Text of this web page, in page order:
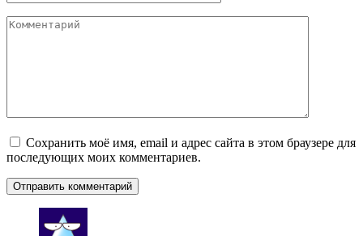
Комментарий
Сохранить моё имя, email и адрес сайта в этом браузере для
последующих моих комментариев.